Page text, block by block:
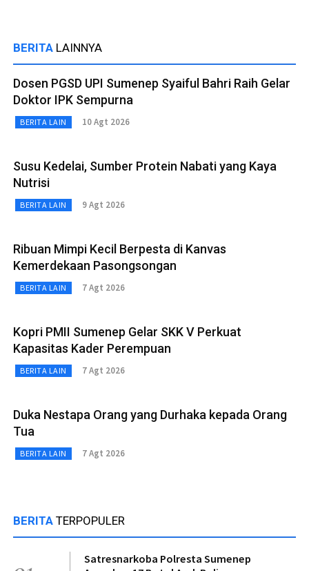
BERITA LAINNYA
Dosen PGSD UPI Sumenep Syaiful Bahri Raih Gelar
Doktor IPK Sempurna
BERITA LAIN 10 Agt 2026
Susu Kedelai, Sumber Protein Nabati yang Kaya
Nutrisi
BERITA LAIN 9 Agt 2026
Ribuan Mimpi Kecil Berpesta di Kanvas
Kemerdekaan Pasongsongan
BERITA LAIN 7 Agt 2026
Kopri PMII Sumenep Gelar SKK V Perkuat
Kapasitas Kader Perempuan
BERITA LAIN 7 Agt 2026
Duka Nestapa Orang yang Durhaka kepada Orang
Tua
BERITA LAIN 7 Agt 2026
BERITA TERPOPULER
Satresnarkoba Polresta Sumenep